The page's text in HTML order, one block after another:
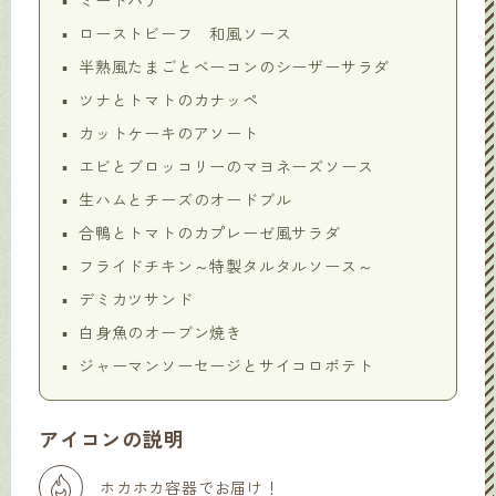
ローストビーフ 和風ソース
半熟風たまごとベーコンのシーザーサラダ
ツナとトマトのカナッペ
カットケーキのアソート
エビとブロッコリーのマヨネーズソース
生ハムとチーズのオードブル
合鴨とトマトのカプレーゼ風サラダ
フライドチキン～特製タルタルソース～
デミカツサンド
白身魚のオーブン焼き
ジャーマンソーセージとサイコロポテト
アイコンの説明
ホカホカ容器でお届け！